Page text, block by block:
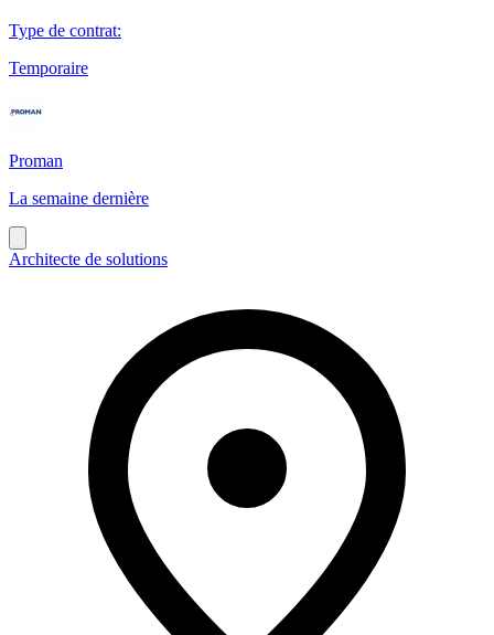
Type de contrat:
Temporaire
Proman
La semaine dernière
Architecte de solutions